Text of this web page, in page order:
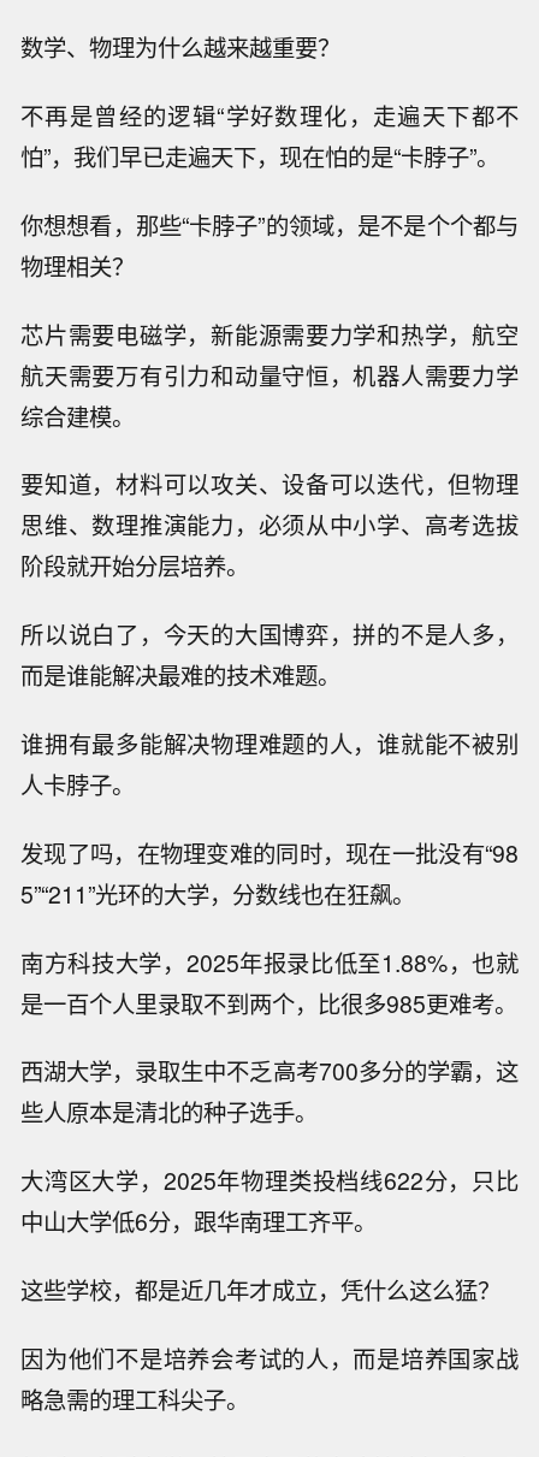
数学、物理为什么越来越重要？
不再是曾经的逻辑“学好数理化，走遍天下都不
怕”，我们早已走遍天下，现在怕的是“卡脖子”。
你想想看，那些“卡脖子”的领域，是不是个个都与
物理相关？
芯片需要电磁学，新能源需要力学和热学，航空
航天需要万有引力和动量守恒，机器人需要力学
综合建模。
要知道，材料可以攻关、设备可以迭代，但物理
思维、数理推演能力，必须从中小学、高考选拔
阶段就开始分层培养。
所以说白了，今天的大国博弈，拼的不是人多，
而是谁能解决最难的技术难题。
谁拥有最多能解决物理难题的人，谁就能不被别
人卡脖子。
发现了吗，在物理变难的同时，现在一批没有“98
5”“211”光环的大学，分数线也在狂飙。
南方科技大学，2025年报录比低至1.88%，也就
是一百个人里录取不到两个，比很多985更难考。
西湖大学，录取生中不乏高考700多分的学霸，这
些人原本是清北的种子选手。
大湾区大学，2025年物理类投档线622分，只比
中山大学低6分，跟华南理工齐平。
这些学校，都是近几年才成立，凭什么这么猛？
因为他们不是培养会考试的人，而是培养国家战
略急需的理工科尖子。